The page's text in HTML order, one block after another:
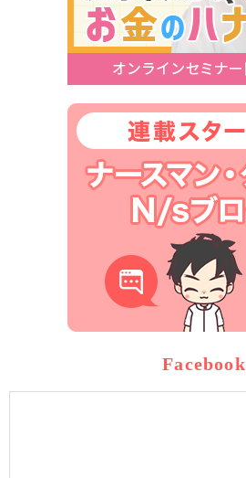
Facebook